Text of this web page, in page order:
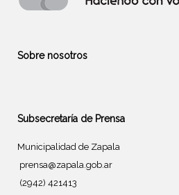
Sobre nosotros
Subsecretaría de Prensa
Municipalidad de Zapala
prensa@zapala.gob.ar
(2942) 421413